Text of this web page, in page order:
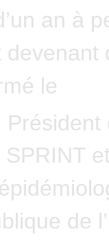
an à
devenant
le
Président
SPRINT
de